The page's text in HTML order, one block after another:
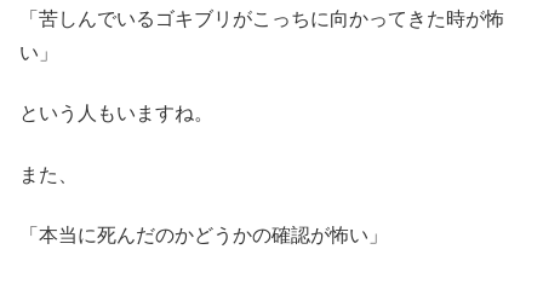
「苦しんでいるゴキブリがこっちに向かってきた時が怖
い」
という人もいますね。
また、
「本当に死んだのかどうかの確認が怖い」